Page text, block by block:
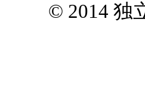
© 2014 独